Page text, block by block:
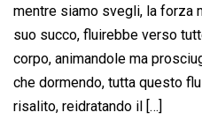
mentre siamo svegli, la forza
suo succo, fluirebbe verso
corpo, animandole ma
che dormendo, tutta questo
risalito, reidratando il […]